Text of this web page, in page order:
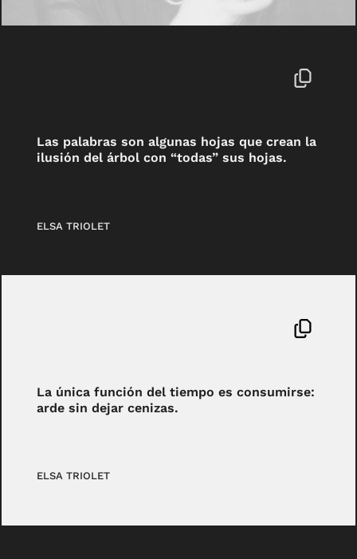
Las palabras son algunas hojas que crean la
ilusión del árbol con “todas” sus hojas.
ELSA TRIOLET
La única función del tiempo es consumirse:
arde sin dejar cenizas.
ELSA TRIOLET